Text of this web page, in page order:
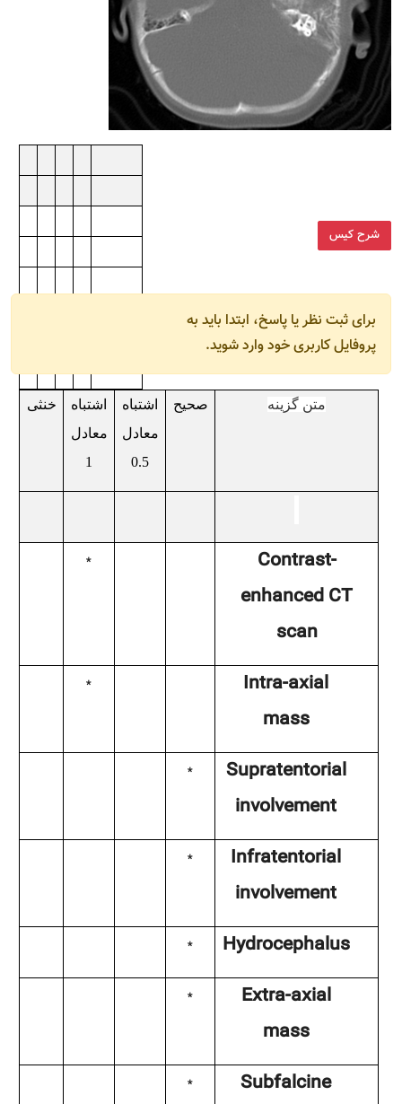
متن گزینه صحیح
اشتباه
معادل
0.5
اشتباه
معادل
1
خنثی
Contrast-
enhanced CT
scan
*
Intra-axial
mass
*
Supratentorial
involvement
*
Infratentorial
involvement
*
Hydrocephalus
*
Extra-axial
mass
*
Subfalcine
*
شرح کیس
برای ثبت نظر یا پاسخ، ابتدا باید به
پروفایل کاربری خود وارد شوید.